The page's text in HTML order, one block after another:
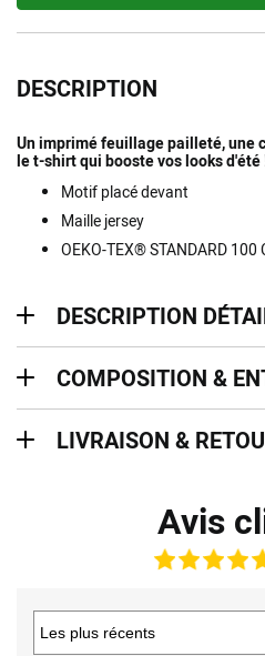
DESCRIPTION
Un imprimé feuillage pailleté, une
le t-shirt qui booste vos looks d'été
Motif placé devant
Maille jersey
OEKO-TEX® STANDARD 100
DESCRIPTION
COMPOSITION &
LIVRAISON &
Avis